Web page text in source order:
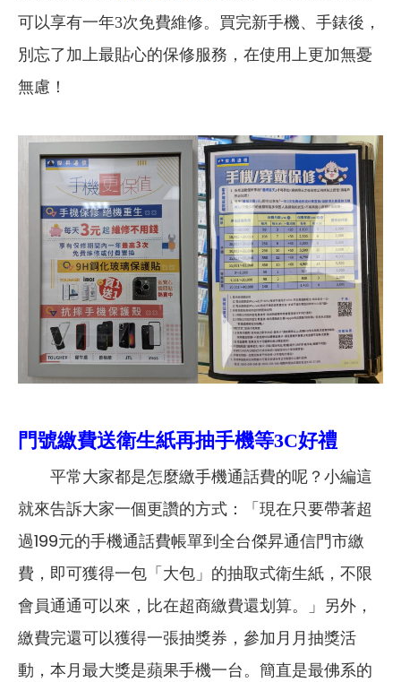
可以享有一年3次免費維修。買完新手機、手錶後，
別忘了加上最貼心的保修服務，在使用上更加無憂
無慮！
門號繳費送衛生紙再抽手機等3C好禮
平常大家都是怎麼繳手機通話費的呢？小編這
就來告訴大家一個更讚的方式：「現在只要帶著超
過199元的手機通話費帳單到全台傑昇通信門市繳
費，即可獲得一包「大包」的抽取式衛生紙，不限
會員通通可以來，比在超商繳費還划算。」另外，
繳費完還可以獲得一張抽獎券，參加月月抽獎活
動，本月最大獎是蘋果手機一台。簡直是最佛系的